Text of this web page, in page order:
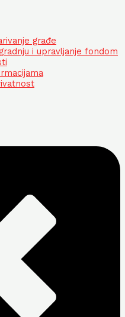
građe
i upravljanje fondom